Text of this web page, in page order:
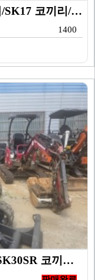
코벨코/굴삭기/1.7톤 미니굴삭기/SK17 코끼리/20…
1400
코벨코/굴삭기/3톤 미니굴삭기/SK30SR 코끼리/20…